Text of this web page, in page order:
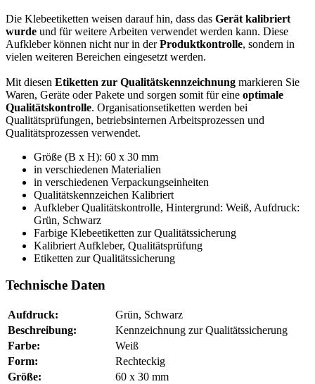
Die Klebeetiketten weisen darauf hin, dass das Gerät kalibriert
wurde und für weitere Arbeiten verwendet werden kann. Diese
Aufkleber können nicht nur in derProduktkontrolle, sondern in
vielen weiteren Bereichen eingesetzt werden.
Mit diesen Etiketten zur Qualitätskennzeichnung markieren Sie
Waren, Geräte oder Pakete und sorgen somit für eine optimale
Qualitätskontrolle. Organisationsetiketten werden bei
Qualitätsprüfungen, betriebsinternen Arbeitsprozessen und
Qualitätsprozessen verwendet.
Größe (B x H): 60 x 30 mm
in verschiedenen Materialien
in verschiedenen Verpackungseinheiten
Qualitätskennzeichen Kalibriert
Aufkleber Qualitätskontrolle, Hintergrund: Weiß, Aufdruck:
Grün, Schwarz
Farbige Klebeetiketten zur Qualitätssicherung
Kalibriert Aufkleber, Qualitätsprüfung
Etiketten zur Qualitätssicherung
Technische Daten
Aufdruck:
Grün, Schwarz
Beschreibung:
Kennzeichnung zur Qualitätssicherung
Farbe:
Weiß
Form:
Rechteckig
Größe:
60 x 30 mm